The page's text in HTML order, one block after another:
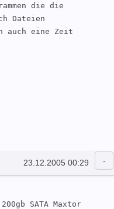
die die
Dateien
auch eine Zeit
23.12.2005 00:29
SATA Maxtor